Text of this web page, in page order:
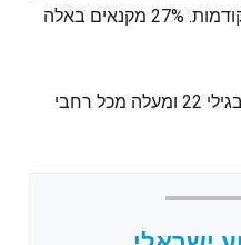
הזה נמצא בעלייה לעומת שנים קודמות. 27% מקנאים באלה
הסקר נערך בקרב 611 עובדים בגילי 22 ומעלה מכל רחבי